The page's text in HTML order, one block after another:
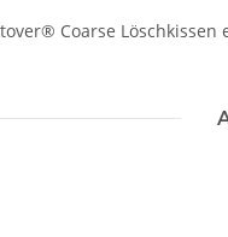
Coarse